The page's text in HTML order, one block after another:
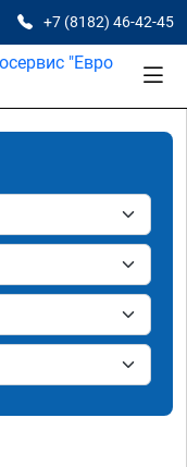
+7 (8182) 46-42-45